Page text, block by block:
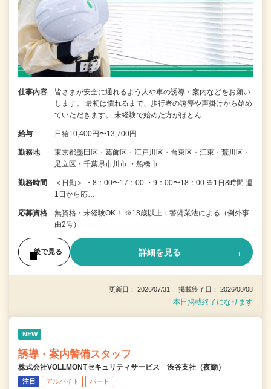
仕事内容
皆さまが安全に通れるよう人や車の誘導・案内などをお願い
します。 最初は慣れるまで、歩行者の誘導や声掛けから始め
ていただきます。 未経験で始めた方がほとん…
給与 日給10,400円〜13,700円
勤務地
東京都墨田区・葛飾区・江戸川区・台東区・江東・荒川区・
足立区・千葉県市川市 ・船橋市
勤務時間
＜日勤＞ ・8：00〜17：00 ・9：00〜18：00 ※1日8時間 週
1日から応…
応募資格
無資格・未経験OK！ ※18歳以上：警備業法による（例外事
由2号）
後で見る 詳細を見る
更新日： 2026/07/31 掲載終了日： 2026/08/08
本日掲載終了になります
NEW
誘導・案内警備スタッフ
株式会社VOLLMONTセキュリティサービス 渋谷支社（夜勤）
注目 アルバイト パート